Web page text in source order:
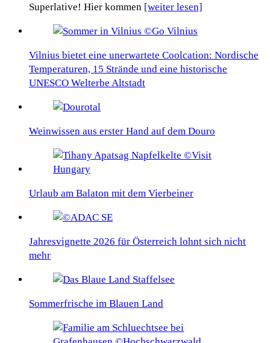
Superlative! Hier kommen [weiter lesen]
Vilnius bietet eine unerwartete Coolcation: Nordische
Temperaturen, 15 Strände und eine historische
UNESCO Welterbe Altstadt
Weinwissen aus erster Hand auf dem Douro
Urlaub am Balaton mit dem Vierbeiner
Jahresvignette 2026 für Österreich lohnt sich nicht
mehr
Sommerfrische im Blauen Land